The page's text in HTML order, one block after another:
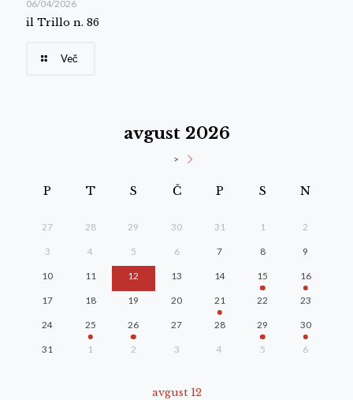
06/04/2026
il Trillo n. 86
Več
avgust 2026
>
P T S Č P S N
27 28 29 30 31 1 2
3 4 5 6 7 8 9
10 11 12 13 14 15 16
17 18 19 20 21 22 23
24 25 26 27 28 29 30
31 1 2 3 4 5 6
avgust 12